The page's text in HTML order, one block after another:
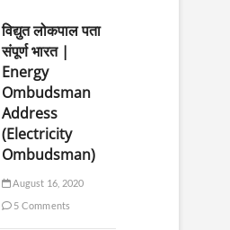
विद्युत लोकपाल पता
संपूर्ण भारत |
Energy
Ombudsman
Address
(Electricity
Ombudsman)
August 16, 2020
5 Comments